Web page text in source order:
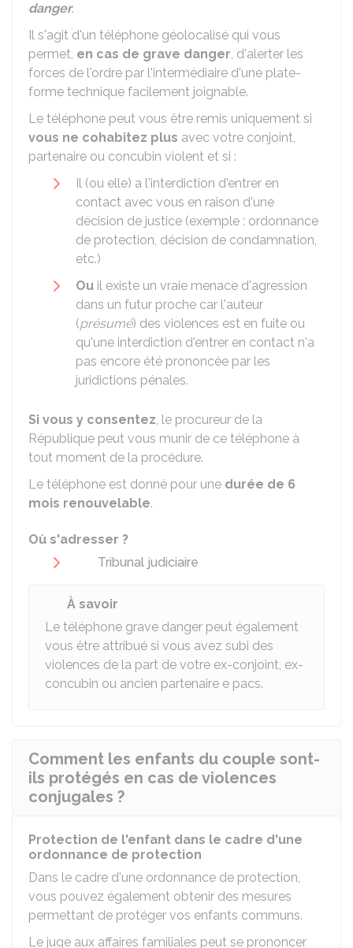
danger.
Il s'agit d'un téléphone géolocalisé qui vous
permet, en cas de grave danger, d'alerter les
forces de l'ordre par l'intermédiaire d'une plate-
forme technique facilement joignable.
Le téléphone peut vous être remis uniquement si
vous ne cohabitez plus avec votre conjoint,
partenaire ou concubin violent et si :
Il (ou elle) a l'interdiction d'entrer en
contact avec vous en raison d'une
décision de justice (exemple : ordonnance
de protection, décision de condamnation,
etc.)
Ou il existe un vraie menace d'agression
dans un futur proche car l'auteur
(présumé) des violences est en fuite ou
qu'une interdiction d'entrer en contact n'a
pas encore été prononcée par les
juridictions pénales.
Si vous y consentez, le procureur de la
République peut vous munir de ce téléphone à
tout moment de la procédure.
Le téléphone est donné pour une durée de 6
mois renouvelable.
Où s'adresser ?
Tribunal judiciaire
À savoir
Le téléphone grave danger peut également
vous être attribué si vous avez subi des
violences de la part de votre ex-conjoint, ex-
concubin ou ancien partenaire e pacs.
Comment les enfants du couple sont-
ils protégés en cas de violences
conjugales ?
Protection de l'enfant dans le cadre d'une
ordonnance de protection
Dans le cadre d'une ordonnance de protection,
vous pouvez également obtenir des mesures
permettant de protéger vos enfants communs.
Le juge aux affaires familiales peut se prononcer